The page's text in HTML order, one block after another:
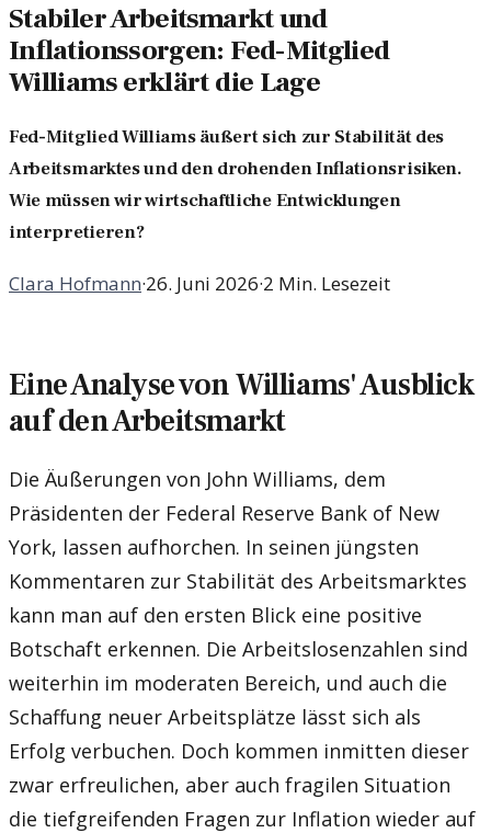
Stabiler Arbeitsmarkt und
Inflationssorgen: Fed-Mitglied
Williams erklärt die Lage
Fed-Mitglied Williams äußert sich zur Stabilität des
Arbeitsmarktes und den drohenden Inflationsrisiken.
Wie müssen wir wirtschaftliche Entwicklungen
interpretieren?
Clara Hofmann·26. Juni 2026·2 Min. Lesezeit
Eine Analyse von Williams' Ausblick
auf den Arbeitsmarkt
Die Äußerungen von John Williams, dem
Präsidenten der Federal Reserve Bank of New
York, lassen aufhorchen. In seinen jüngsten
Kommentaren zur Stabilität des Arbeitsmarktes
kann man auf den ersten Blick eine positive
Botschaft erkennen. Die Arbeitslosenzahlen sind
weiterhin im moderaten Bereich, und auch die
Schaffung neuer Arbeitsplätze lässt sich als
Erfolg verbuchen. Doch kommen inmitten dieser
zwar erfreulichen, aber auch fragilen Situation
die tiefgreifenden Fragen zur Inflation wieder auf